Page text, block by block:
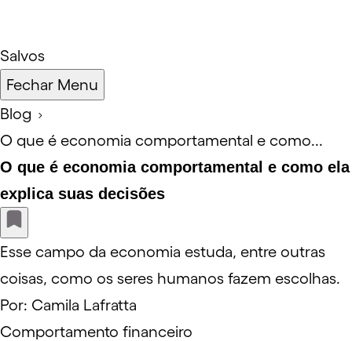
Salvos
Fechar Menu
Blog
O que é economia comportamental e como...
O que é economia comportamental e como ela
explica suas decisões
Esse campo da economia estuda, entre outras
coisas, como os seres humanos fazem escolhas.
Por: Camila Lafratta
Comportamento financeiro